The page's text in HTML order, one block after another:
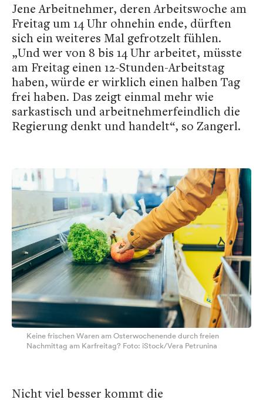
Jene Arbeitnehmer, deren Arbeitswoche am
Freitag um 14 Uhr ohnehin ende, dürften
sich ein weiteres Mal gefrotzelt fühlen.
„Und wer von 8 bis 14 Uhr arbeitet, müsste
am Freitag einen 12-Stunden-Arbeitstag
haben, würde er wirklich einen halben Tag
frei haben. Das zeigt einmal mehr wie
sarkastisch und arbeitnehmerfeindlich die
Regierung denkt und handelt“, so Zangerl.
Keine frischen Waren am Osterwochenende durch freien
Nachmittag am Karfreitag? Foto: iStock/Vera Petrunina
Nicht viel besser kommt die